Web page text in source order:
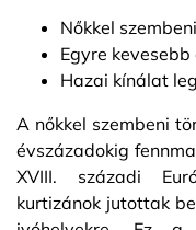
Nőkkel
Egyre
Hazai kínálat
A nőkkel szembeni
évszázadokig
XVIII. századi
kurtizánok jutottak